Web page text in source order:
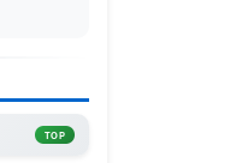
TOP